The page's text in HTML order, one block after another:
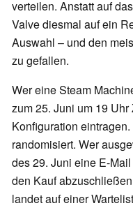
verteilen. Anstatt auf
Valve diesmal auf ein
Auswahl – und den
zu gefallen.
Wer eine Steam
zum 25. Juni um 19
Konfiguration
randomisiert. Wer
des 29. Juni eine E-
den Kauf
landet auf einer